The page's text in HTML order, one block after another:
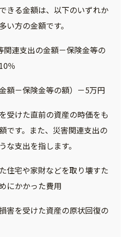
きる金額は、以下のいずれか
い方の金額です。
連支出の金額－保険金等の
％
額－保険金等の額）－5万円
受けた直前の資産の時価をも
です。また、災害関連支出の
な支出を指します。
住宅や家財などを取り壊すた
にかかった費用
害を受けた資産の原状回復の